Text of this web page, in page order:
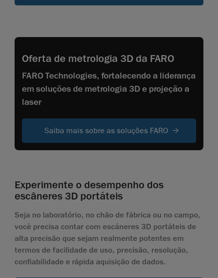
Oferta de metrologia 3D da FARO
FARO Technologies, fortalecendo a liderança
em soluções de metrologia 3D e projeção a
laser
Saiba mais sobre as soluções FARO
Experimente o desempenho dos
escâneres 3D portáteis
Seja no laboratório, no chão de fábrica ou no campo,
você precisa contar com escâneres 3D portáteis de
alta precisão que sejam realmente potentes em
termos de facilidade de uso, precisão, resolução,
confiabilidade e rápida aquisição de dados.